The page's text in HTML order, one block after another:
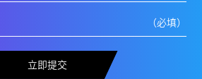
立即提交